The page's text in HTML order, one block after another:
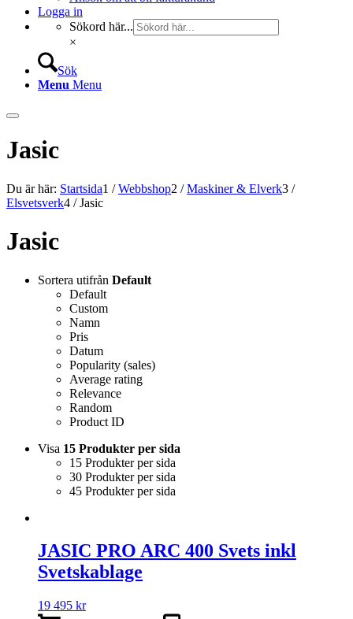
Logga in
Sökord här...
×
Sök
Menu Menu
Jasic
Du är här: Startsida1 / Webbshop2 / Maskiner & Elverk3 /
Elsvetsverk4 / Jasic
Jasic
Sortera utifrån Default
Default
Custom
Namn
Pris
Datum
Popularity (sales)
Average rating
Relevance
Random
Product ID
Visa 15 Produkter per sida
15 Produkter per sida
30 Produkter per sida
45 Produkter per sida
JASIC PRO ARC 400 Svets inkl
Svetskablage
19 495 kr